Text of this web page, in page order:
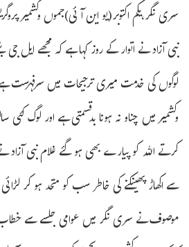
سری نگر،یکم اکتوبر(یو این آئی)جموں وکشمیر
نبی آزاد نے اتوار کے روز کہا ہے کہ مجھے ایل جی
لوگوں کی خدمت میری ترجیحات میں سرفہرست
وکشمیر میں چناو نہ ہونا بدقسمتی ہے اور لوگ
کرتے اللہ کو پیارے بھی ہو گئے غلام نبی
سے اکھاڑ پھینکنے کی خاطر سب کو متحد ہو کر
موصوف نے سری نگر میں عوامی جلسے سے